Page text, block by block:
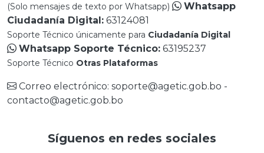
(Solo mensajes de texto por Whatsapp)
Whatsapp
Ciudadanía Digital: 63124081
Soporte Técnico únicamente para Ciudadanía Digital
Whatsapp Soporte Técnico: 63195237
Soporte Técnico Otras Plataformas
Correo electrónico: soporte@agetic.gob.bo -
contacto@agetic.gob.bo
Síguenos en redes sociales